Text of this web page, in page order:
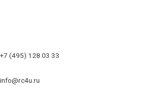
+7 (495) 128 03 33
info@rc4u.ru